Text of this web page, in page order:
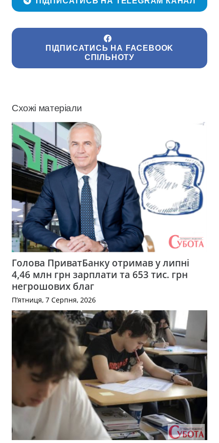
ПІДПИСАТИСЬ НА FACEBOOK
СПІЛЬНОТУ
Схожі матеріали
Голова ПриватБанку отримав у липні
4,46 млн грн зарплати та 653 тис. грн
негрошових благ
П’ятниця, 7 Серпня, 2026